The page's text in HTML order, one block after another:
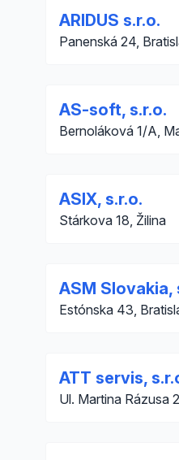
ARIDUS s.r.o.
Panenská 24,
AS-soft, s.r.o.
Bernoláková 1/A,
ASIX, s.r.o.
Stárkova 18, Žilina
ASM Slovakia,
Estónska 43,
ATT servis,
Ul. Martina Rázusa